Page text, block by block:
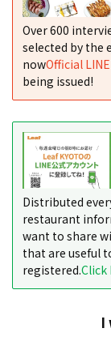
Over 600
selected by the
nowOfficial
being issued!
Distributed
restaurant
want to share
that are useful
registered.Click
I